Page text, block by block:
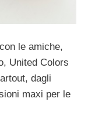
le amiche,
United Colors
dagli
maxi per le